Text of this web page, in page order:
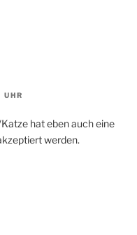
hat eben auch eine
werden.